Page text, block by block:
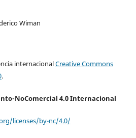
Wiman
internacionalCreative Commons
.
NoComercial 4.0 Internacional
licenses/by-nc/4.0/